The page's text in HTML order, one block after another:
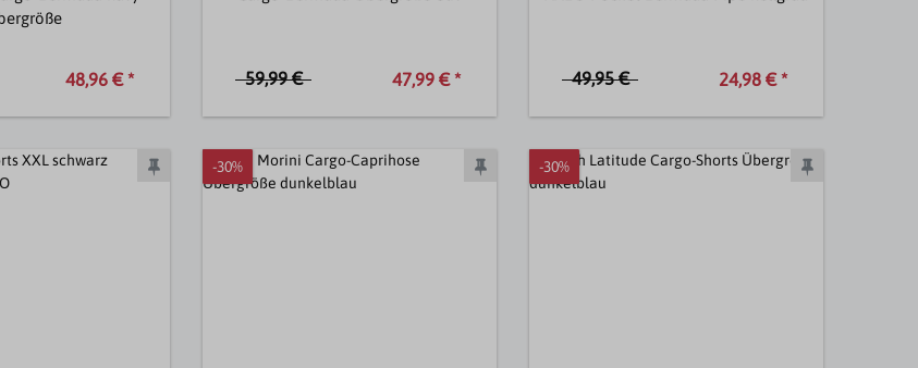
48,96 € * 59,99 € 47,99 € * 49,95 € 24,98 € *
-30% -30%